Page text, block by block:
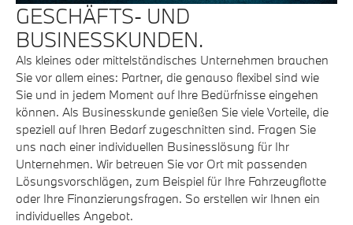
GESCHÄFTS- UND
BUSINESSKUNDEN.
Als kleines oder mittelständisches Unternehmen brauchen
Sie vor allem eines: Partner, die genauso flexibel sind wie
Sie und in jedem Moment auf Ihre Bedürfnisse eingehen
können. Als Businesskunde genießen Sie viele Vorteile, die
speziell auf Ihren Bedarf zugeschnitten sind. Fragen Sie
uns nach einer individuellen Businesslösung für Ihr
Unternehmen. Wir betreuen Sie vor Ort mit passenden
Lösungsvorschlägen, zum Beispiel für Ihre Fahrzeugflotte
oder Ihre Finanzierungsfragen. So erstellen wir Ihnen ein
individuelles Angebot.